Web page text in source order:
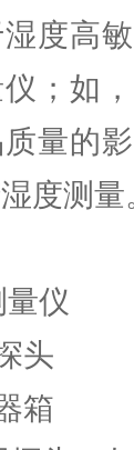
度高
；如
量的
度测量
仪
头
箱